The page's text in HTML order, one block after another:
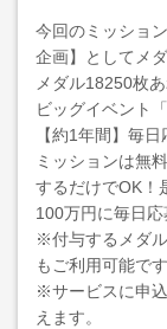
今回のミッショ
企画】としてメ
メダル18250枚
ビッグイベント
【約1年間】毎
ミッションは無
するだけでOK！
100万円に毎日応
※付与するメダ
もご利用可能です
※サービスに申
えます。